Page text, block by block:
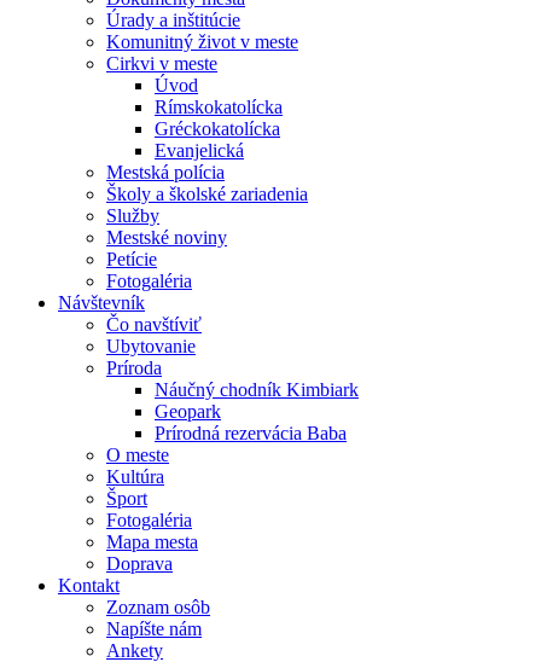
Úrady a inštitúcie
Komunitný život v meste
Cirkvi v meste
Úvod
Rímskokatolícka
Gréckokatolícka
Evanjelická
Mestská polícia
Školy a školské zariadenia
Služby
Mestské noviny
Petície
Fotogaléria
Návštevník
Čo navštíviť
Ubytovanie
Príroda
Náučný chodník Kimbiark
Geopark
Prírodná rezervácia Baba
O meste
Kultúra
Šport
Fotogaléria
Mapa mesta
Doprava
Kontakt
Zoznam osôb
Napíšte nám
Ankety